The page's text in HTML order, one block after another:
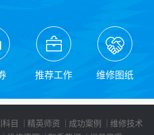
推荐工作 维修图纸
目 精英师资 成功案例
维修技术